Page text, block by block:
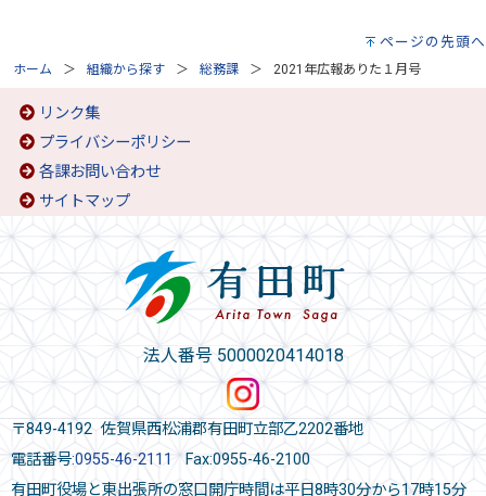
ページの先頭へ
ホーム 組織から探す 総務課 2021年広報ありた１月号
リンク集
プライバシーポリシー
各課お問い合わせ
サイトマップ
法人番号 5000020414018
〒849-4192 佐賀県西松浦郡有田町立部乙2202番地
電話番号:0955-46-2111 Fax:0955-46-2100
有田町役場と東出張所の窓口開庁時間は平日8時30分から17時15分